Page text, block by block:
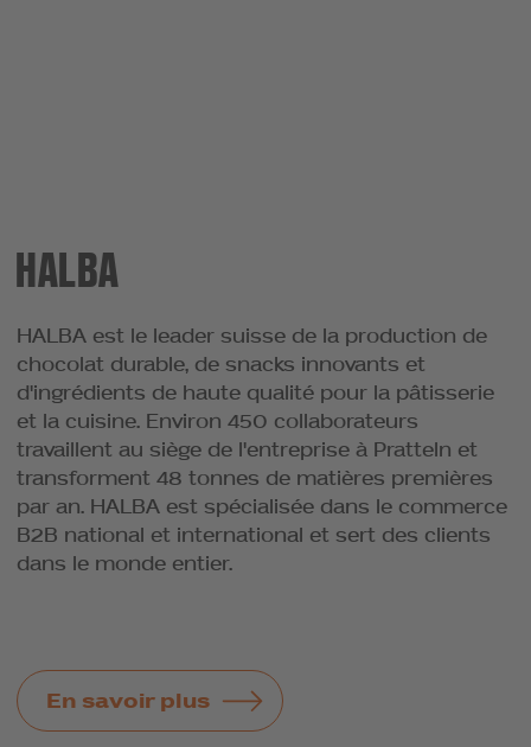
HALBA
HALBA est le leader suisse de la production de
chocolat durable, de snacks innovants et
d'ingrédients de haute qualité pour la pâtisserie
et la cuisine. Environ 450 collaborateurs
travaillent au siège de l'entreprise à Pratteln et
transforment 48 tonnes de matières premières
par an. HALBA est spécialisée dans le commerce
B2B national et international et sert des clients
dans le monde entier.
En savoir plus